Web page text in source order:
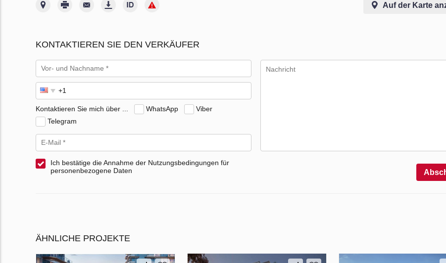
Auf der Karte
KONTAKTIEREN SIE DEN VERKÄUFER
Kontaktieren Sie mich über ... WhatsApp
Viber
Telegram
Ich bestätige die Annahme der Nutzungsbedingungen für
personenbezogene Daten
ÄHNLICHE PROJEKTE